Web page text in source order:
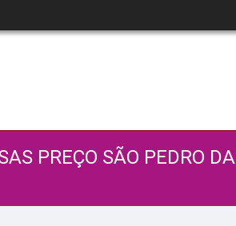
PREÇO SÃO PEDRO DA